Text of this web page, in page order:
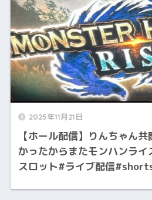
2025年11月21日
【ホール配信】りんちゃん
かったからまたモンハンラ
スロット#ライブ配信